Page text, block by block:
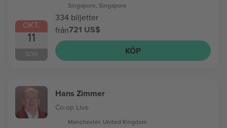
OKT.
11
SÖN
Singapore, Singapore
334 biljetter
från721 US$
KÖP
Hans Zimmer
Co-op Live
Manchester, United Kingdom